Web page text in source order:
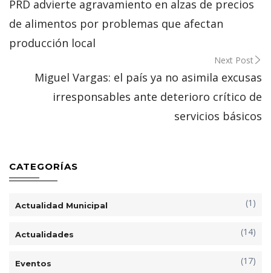
navigation
PRD advierte agravamiento en alzas de precios
de alimentos por problemas que afectan
producción local
Next Post
Miguel Vargas: el país ya no asimila excusas
irresponsables ante deterioro crítico de
servicios básicos
CATEGORÍAS
Actualidad Municipal (1)
Actualidades (14)
Eventos (17)